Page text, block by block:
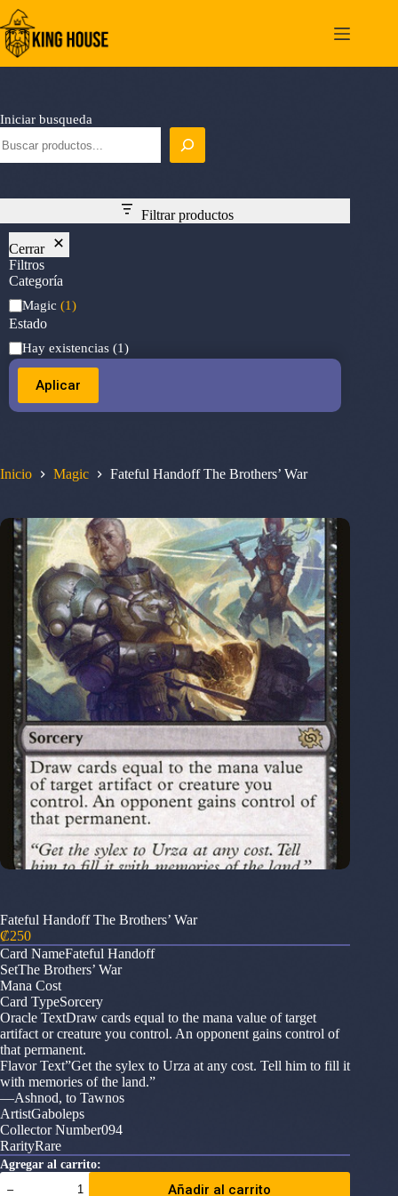
Saltar
al
contenido
Inicio Magic Fateful Handoff The Brothers’ War
Fateful Handoff The Brothers’ War
₡250
Card NameFateful Handoff
SetThe Brothers’ War
Mana Cost
Card TypeSorcery
Oracle TextDraw cards equal to the mana value of target
artifact or creature you control. An opponent gains control of
that permanent.
Flavor Text”Get the sylex to Urza at any cost. Tell him to fill it
with memories of the land.”
—Ashnod, to Tawnos
ArtistGaboleps
Collector Number094
RarityRare
Agregar al carrito:
Fateful
Handoff
Añadir al carrito
Iniciar busqueda
Filtrar productos
Cerrar
Filtros
Categoría
Categoría
Magic (1)
Estado
Estado
Hay existencias (1)
Aplicar